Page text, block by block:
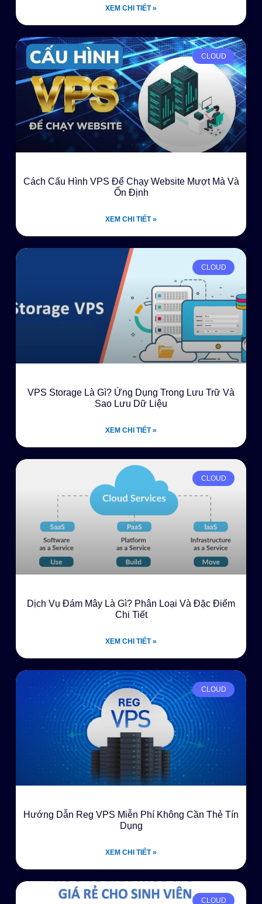
XEM CHI TIẾT »
CLOUD
Cách Cấu Hình VPS Để Chạy Website Mượt Mà Và
Ổn Định
XEM CHI TIẾT »
CLOUD
VPS Storage Là Gì? Ứng Dụng Trong Lưu Trữ Và
Sao Lưu Dữ Liệu
XEM CHI TIẾT »
CLOUD
Dịch Vụ Đám Mây Là Gì? Phân Loại Và Đặc Điểm
Chi Tiết
XEM CHI TIẾT »
CLOUD
Hướng Dẫn Reg VPS Miễn Phí Không Cần Thẻ Tín
Dụng
XEM CHI TIẾT »
CLOUD